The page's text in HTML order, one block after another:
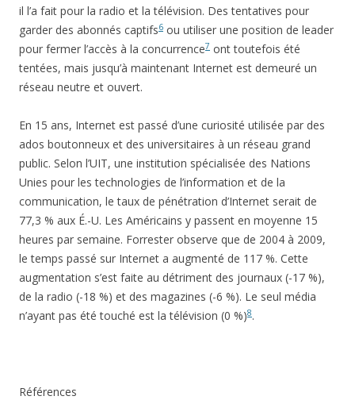
il l’a fait pour la radio et la télévision. Des tentatives pour
garder des abonnés captifs6 ou utiliser une position de leader
pour fermer l’accès à la concurrence7 ont toutefois été
tentées, mais jusqu’à maintenant Internet est demeuré un
réseau neutre et ouvert.
En 15 ans, Internet est passé d’une curiosité utilisée par des
ados boutonneux et des universitaires à un réseau grand
public. Selon l’UIT, une institution spécialisée des Nations
Unies pour les technologies de l’information et de la
communication, le taux de pénétration d’Internet serait de
77,3 % aux É.-U. Les Américains y passent en moyenne 15
heures par semaine. Forrester observe que de 2004 à 2009,
le temps passé sur Internet a augmenté de 117 %. Cette
augmentation s’est faite au détriment des journaux (-17 %),
de la radio (-18 %) et des magazines (-6 %). Le seul média
n’ayant pas été touché est la télévision (0 %)8.
Références